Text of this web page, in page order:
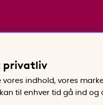
privatliv
indhold, vores
til enhver tid gå ind